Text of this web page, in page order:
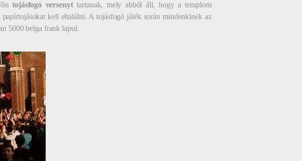
tojásfogó versenyttartanak, mely abból áll, hogy a templom
kell eltalálni. A tojásfogó játék során mindenkinek az
5000 belga frank lapul.